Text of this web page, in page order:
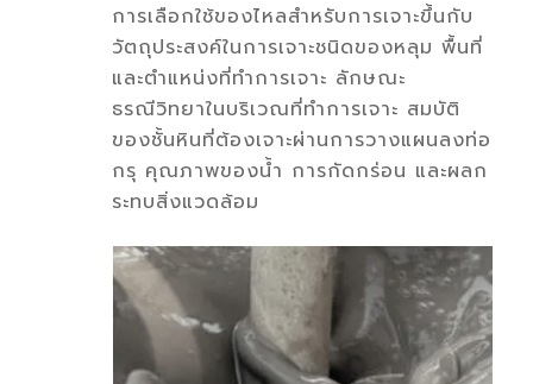
การเลือกใช้ของไหลสำหรับการเจาะขึ้นกับ
วัตถุประสงค์ในการเจาะชนิดของหลุม พื้นที่
และตำแหน่งที่ทำการเจาะ ลักษณะ
ธรณีวิทยาในบริเวณที่ทำการเจาะ สมบัติ
ของชั้นหินที่ต้องเจาะผ่านการวางแผนลงท่อ
กรุ คุณภาพของนํ้า การกัดกร่อน และผลก
ระทบสิ่งแวดล้อม